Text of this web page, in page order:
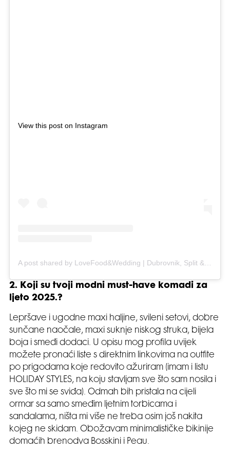
View this post on Instagram
A post shared by LoveFood&Wedding | Dubrovnik, Split & Italy Wedding Photographer (@lovefoodweddingphotography)
2. Koji su tvoji modni must-have komadi za
ljeto 2025.?
Lepršave i ugodne maxi haljine, svileni setovi, dobre
sunčane naočale, maxi suknje niskog struka, bijela
boja i smeđi dodaci. U opisu mog profila uvijek
možete pronaći liste s direktnim linkovima na outfite
po prigodama koje redovito ažuriram (imam i listu
HOLIDAY STYLES, na koju stavljam sve što sam nosila i
sve što mi se sviđa). Odmah bih pristala na cijeli
ormar sa samo smeđim ljetnim torbicama i
sandalama, ništa mi više ne treba osim još nakita
kojeg ne skidam. Obožavam minimalističke bikinije
domaćih brenodva Bosskini i Peau.